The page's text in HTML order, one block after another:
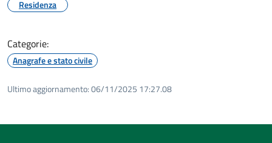
Residenza
Categorie:
Anagrafe e stato civile
Ultimo aggiornamento:06/11/2025 17:27.08